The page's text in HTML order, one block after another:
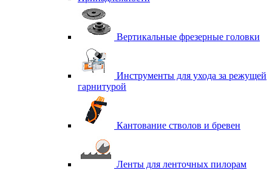
Вертикальные фрезерные головки
Инструменты для ухода за режущей
гарнитурой
Кантование стволов и бревен
Ленты для ленточных пилорам